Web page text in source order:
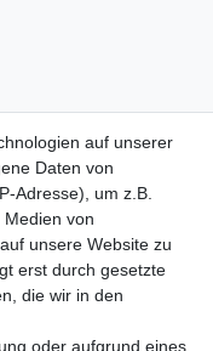
auf unserer
Daten von
Adresse), um z.B.
von
unsere Website zu
erst durch gesetzte
die wir in den
oder aufgrund eines